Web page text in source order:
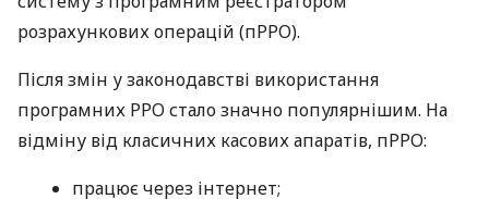
розрахункових операцій (пРРО).
Після змін у законодавстві використання
програмних РРО стало значно популярнішим. На
відміну від класичних касових апаратів, пРРО:
працює через інтернет;